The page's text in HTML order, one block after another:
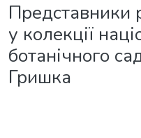
Представники
у колекції
ботанічного
Гришка